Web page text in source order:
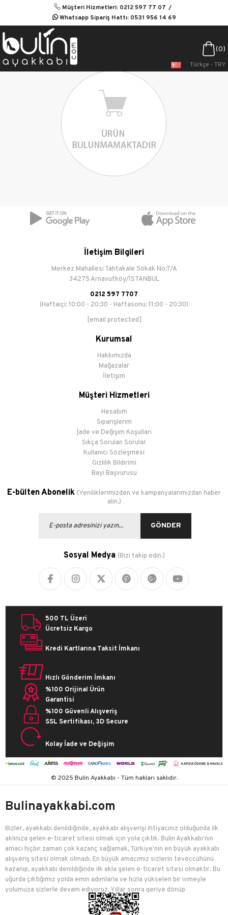
Müşteri Hizmetleri: 0212 597 77 07
Whatsapp Sipariş Hattı: 0531 956 14 69
0
Türkçe - TRY
İletişim Bilgileri
Merkez Mahallesi Tahtakale Sokak No:7/A
34275 Arnavutköy/İSTANBUL
0212 597 7707
(Haftaiçi: 10:00 - 20:30 - Haftasonu: 11:00 - 20:30)
[email protected]
Kurumsal
Hakkımızda
Mağazalar
İletişim
Müşteri Hizmetleri
Hesabım
Siparişlerim
İade ve Değişim Koşulları
Sıkça Sorulan Sorular
Kullanıcı Sözleşmesi
Gizlilik Bildirimi
Bayi Başvurusu
E-bülten Abonelik (Yeniliklerimizden ve kampanyalarımızdan haber
alın.)
GÖNDER
Sosyal Medya (Bizi takip edin.)
500 TL Üzeri
Ücretsiz Kargo
Kredi Kartlarına Taksit İmkanı
Hızlı Gönderim İmkanı
%100 Orijinal Ürün
Garantisi
%100 Güvenli Alışveriş
SSL Sertifikası, 3D Secure
Kolay İade ve Değişim
© 2025 Bulin Ayakkabı - Tüm hakları saklıdır.
Bulinayakkabi.com
Bizler, ayakkabı denildiğinde, ayakkabı alışverişi ihtiyacınız olduğunda ilk
aklınıza gelen e-ticaret sitesi olmak için yola çıktık. Bulin Ayakkabı'nın
amacı hiçbir zaman çok kazanç sağlamak, Türkiye'nin en büyük ayakkabı
alışveriş sitesi olmak olmadı. En büyük amacımız sizlerin teveccühünü
kazanıp, ayakkabı denildiğinde ilk akla gelen e-ticaret sitesi olmaktır. Bu
uğurda çıktığımız yolda emin adımlarla ve hızla yükselen bir ivmeyle
yolumuza sizlerle devam ediyoruz. Yıllar sonra geriye dönüp
baktığımızda birçok mutlu müşteriyi edindiğimiz için çok mutluyuz.